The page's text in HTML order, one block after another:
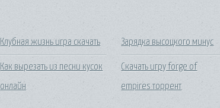
Клубная жизнь игра скачать
Как вырезать из песни кусок
онлайн
Зарядка высоцкого минус
Скачать игру forge of
empires торрент